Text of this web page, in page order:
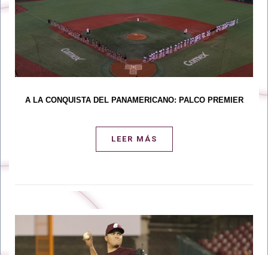
A LA CONQUISTA DEL PANAMERICANO: PALCO PREMIER
LEER MÁS